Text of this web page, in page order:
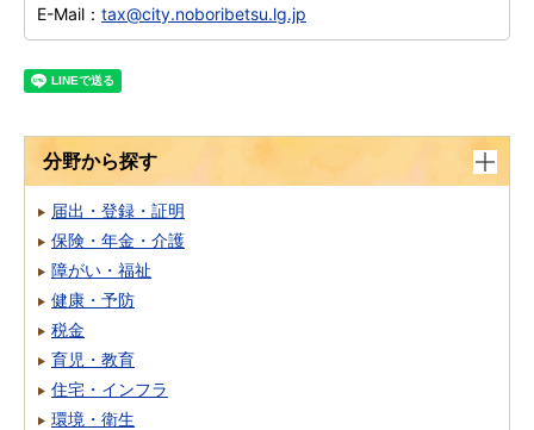
E-Mail： tax@city.noboribetsu.lg.jp
分野から探す
届出・登録・証明
保険・年金・介護
障がい・福祉
健康・予防
税金
育児・教育
住宅・インフラ
環境・衛生